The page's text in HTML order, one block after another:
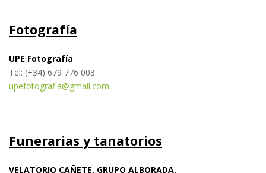
Fotografía
UPE Fotografía
Tel: (+34) 679 776 003
upefotografia@gmail.com
Funerarias y tanatorios
VELATORIO CAÑETE. GRUPO ALBORADA.